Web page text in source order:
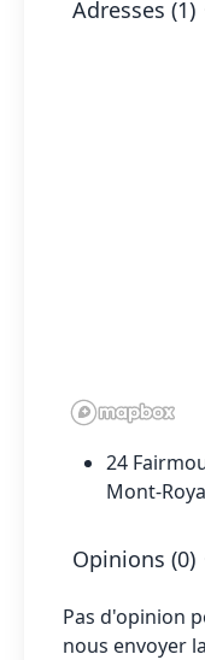
Adresses (1)
24
Mont-
Opinions (0)
Pas d'opinion
nous envoyer